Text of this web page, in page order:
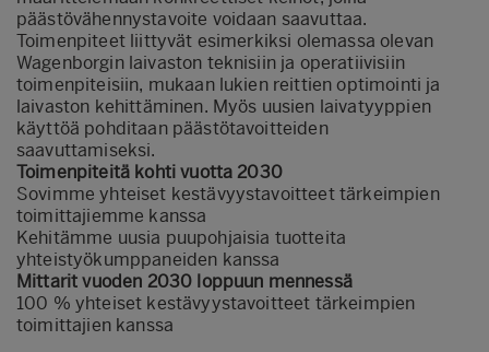
päästövähennystavoite voidaan saavuttaa.
Toimenpiteet liittyvät esimerkiksi olemassa olevan
Wagenborgin laivaston teknisiin ja operatiivisiin
toimenpiteisiin, mukaan lukien reittien optimointi ja
laivaston kehittäminen. Myös uusien laivatyyppien
käyttöä pohditaan päästötavoitteiden
saavuttamiseksi.
Toimenpiteitä kohti vuotta 2030
Sovimme yhteiset kestävyystavoitteet tärkeimpien
toimittajiemme kanssa
Kehitämme uusia puupohjaisia tuotteita
yhteistyökumppaneiden kanssa
Mittarit vuoden 2030 loppuun mennessä
100 % yhteiset kestävyystavoitteet tärkeimpien
toimittajien kanssa